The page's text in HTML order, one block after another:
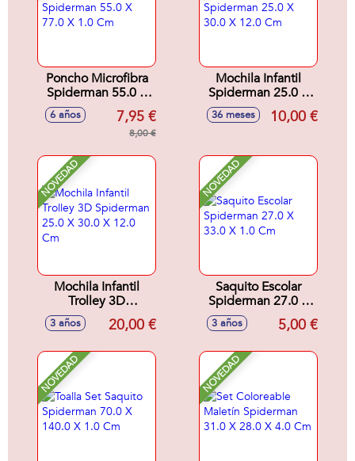
Poncho Microfibra
Spiderman 55.0 X
77.0 X 1.0 Cm
6 años 7,95 €
8,00 €
Mochila Infantil
Spiderman 25.0 X
30.0 X 12.0 Cm
36 meses 10,00 €
NOVEDAD
Mochila Infantil
Trolley 3D
Spiderman 25.0 X
30.0 X 12.0 Cm
3 años 20,00 €
NOVEDAD
Saquito Escolar
Spiderman 27.0 X
33.0 X 1.0 Cm
3 años 5,00 €
NOVEDAD NOVEDAD